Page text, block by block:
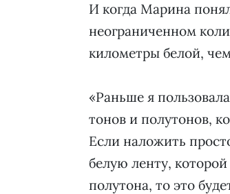
И когда Марина
неограниченном
километры белой,
«Раньше я
тонов и полутонов,
Если наложить
белую ленту,
полутона, то это